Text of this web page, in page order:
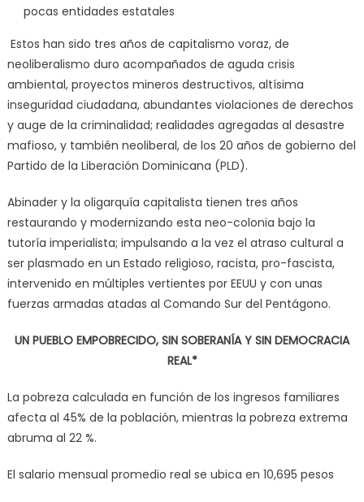
pocas entidades estatales
Estos han sido tres años de capitalismo voraz, de
neoliberalismo duro acompañados de aguda crisis
ambiental, proyectos mineros destructivos, altísima
inseguridad ciudadana, abundantes violaciones de derechos
y auge de la criminalidad; realidades agregadas al desastre
mafioso, y también neoliberal, de los 20 años de gobierno del
Partido de la Liberación Dominicana (PLD).
Abinader y la oligarquía capitalista tienen tres años
restaurando y modernizando esta neo-colonia bajo la
tutoría imperialista; impulsando a la vez el atraso cultural a
ser plasmado en un Estado religioso, racista, pro-fascista,
intervenido en múltiples vertientes por EEUU y con unas
fuerzas armadas atadas al Comando Sur del Pentágono.
UN PUEBLO EMPOBRECIDO, SIN SOBERANÍA Y SIN DEMOCRACIA
REAL*
La pobreza calculada en función de los ingresos familiares
afecta al 45% de la población, mientras la pobreza extrema
abruma al 22 %.
El salario mensual promedio real se ubica en 10,695 pesos